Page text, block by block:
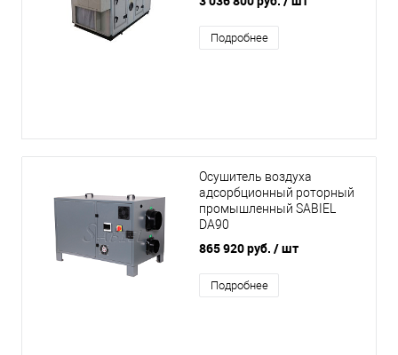
Подробнее
Осушитель воздуха
адсорбционный роторный
промышленный SABIEL
DA90
865 920 руб. / шт
Подробнее